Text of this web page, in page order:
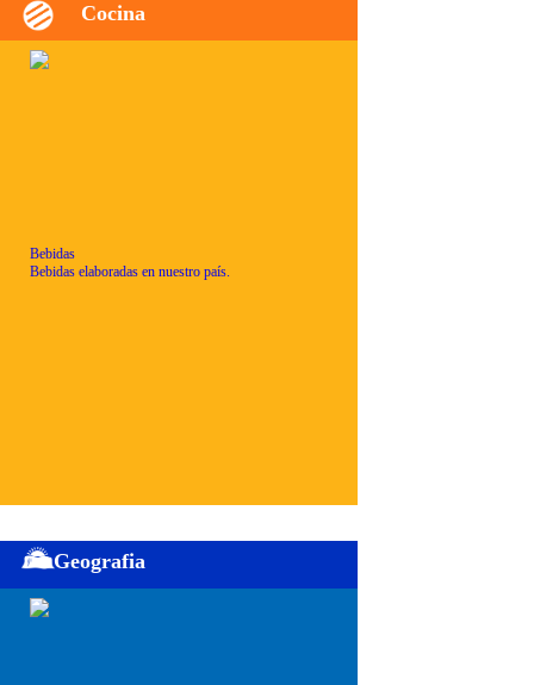
Cocina
Bebidas
Bebidas elaboradas en nuestro país.
Geografia